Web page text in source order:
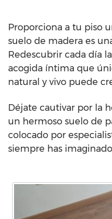
Proporciona a tu piso
suelo de madera es
Redescubrir cada día
acogida íntima que
natural y vivo puede
Déjate cautivar por la
un hermoso suelo de
colocado por
siempre has